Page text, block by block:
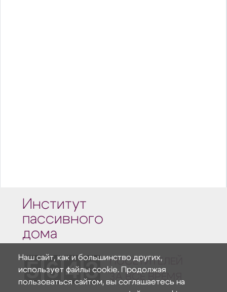
Институт
пассивного
дома
5 6 4 3
ПОСЕТИТЕЛЕЙ
ЗА ВСЕ ВРЕМЯ
Наш сайт, как и большинство других,
использует файлы cookie. Продолжая
пользоваться сайтом, вы соглашаетесь на